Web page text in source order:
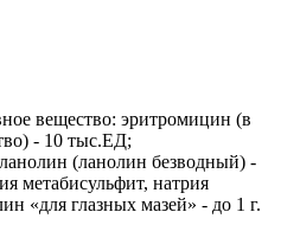
вещество: эритромицин (в
- 10 тыс.ЕД;
(ланолин безводный) -
метабисульфит, натрия
«для глазных мазей» - до 1 г.